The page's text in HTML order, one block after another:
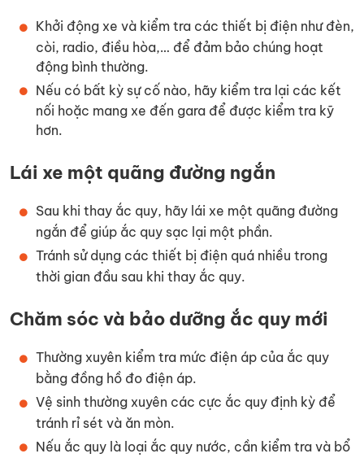
Khởi động xe và kiểm tra các thiết bị điện như đèn,
còi, radio, điều hòa,… để đảm bảo chúng hoạt
động bình thường.
Nếu có bất kỳ sự cố nào, hãy kiểm tra lại các kết
nối hoặc mang xe đến gara để được kiểm tra kỹ
hơn.
Lái xe một quãng đường ngắn
Sau khi thay ắc quy, hãy lái xe một quãng đường
ngắn để giúp ắc quy sạc lại một phần.
Tránh sử dụng các thiết bị điện quá nhiều trong
thời gian đầu sau khi thay ắc quy.
Chăm sóc và bảo dưỡng ắc quy mới
Thường xuyên kiểm tra mức điện áp của ắc quy
bằng đồng hồ đo điện áp.
Vệ sinh thường xuyên các cực ắc quy định kỳ để
tránh rỉ sét và ăn mòn.
Nếu ắc quy là loại ắc quy nước, cần kiểm tra và bổ